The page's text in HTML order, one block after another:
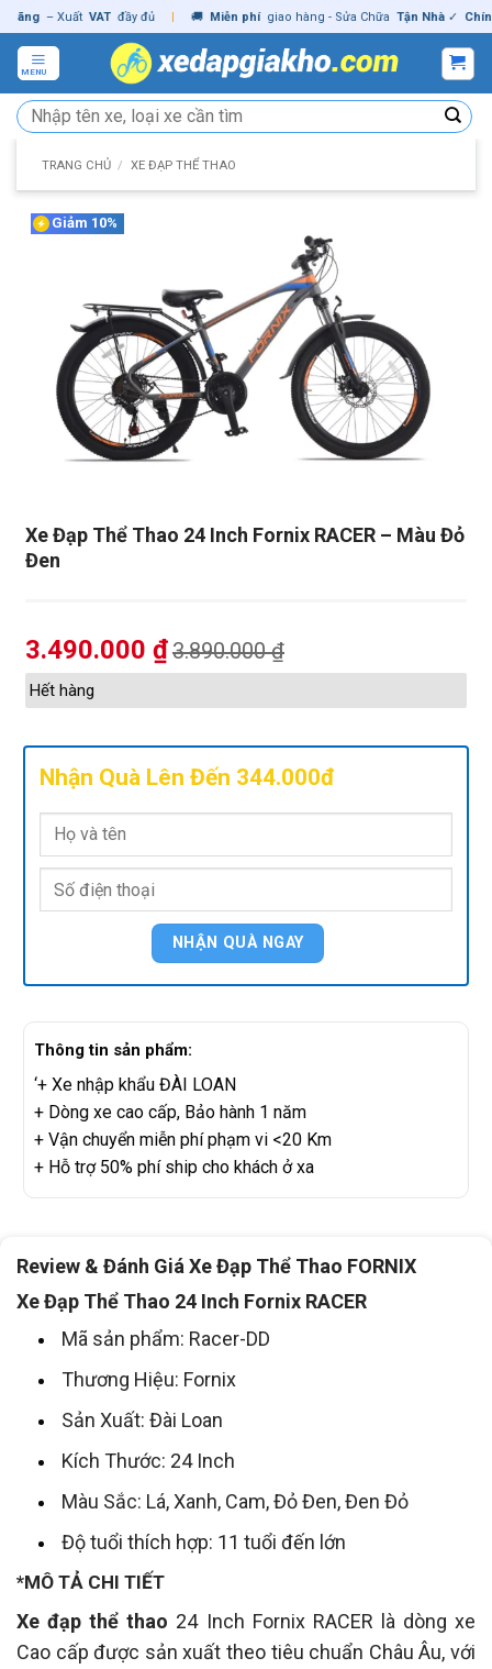
Skip
to
content
– Xuất VAT đầy đủ | 🚚 Miễn phí giao hàng - Sửa Chữa Tận Nhà ✓ Chính
MENU
Tìm
kiếm:
TRANG CHỦ / XE ĐẠP THỂ THAO
Xe Đạp Thể Thao 24 Inch Fornix RACER – Màu Đỏ
Đen
Giảm 10%
3.490.000 ₫3.890.000₫
Hết hàng
Nhận Quà Lên Đến 344.000đ
Thông tin sản phẩm:
‘+ Xe nhập khẩu ĐÀI LOAN
+ Dòng xe cao cấp, Bảo hành 1 năm
+ Vận chuyển miễn phí phạm vi <20 Km
+ Hỗ trợ 50% phí ship cho khách ở xa
Review & Đánh Giá Xe Đạp Thể Thao FORNIX
Xe Đạp Thể Thao 24 Inch Fornix RACER
Mã sản phẩm: Racer-DD
Thương Hiệu: Fornix
Sản Xuất: Đài Loan
Kích Thước: 24 Inch
Màu Sắc: Lá, Xanh, Cam, Đỏ Đen, Đen Đỏ
Độ tuổi thích hợp: 11 tuổi đến lớn
*MÔ TẢ CHI TIẾT
Xe đạp thể thao 24 Inch Fornix RACER là dòng xe
Cao cấp được sản xuất theo tiêu chuẩn Châu Âu, với